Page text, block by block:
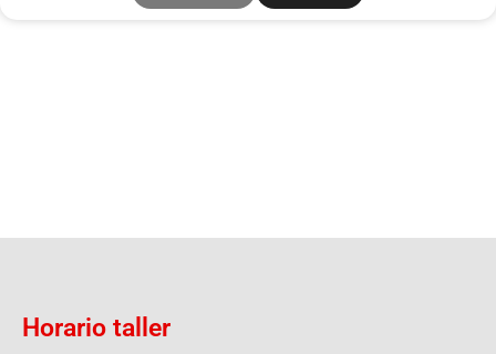
Horario taller